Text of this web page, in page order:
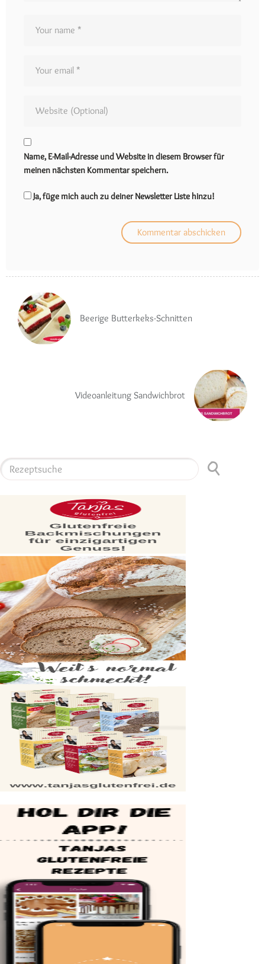
Name, E-Mail-Adresse und Website in diesem Browser für
meinen nächsten Kommentar speichern.
Ja, füge mich auch zu deiner Newsletter Liste hinzu!
Beerige Butterkeks-Schnitten
Videoanleitung Sandwichbrot